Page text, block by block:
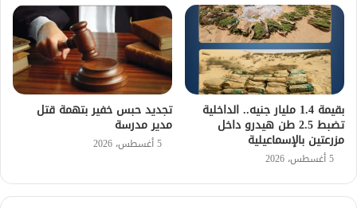
بقيمة 1.4 مليار جنيه.. الداخلية
تضبط 2.5 طن هيدرو داخل
مزرعتين بالإسماعيلية
5 أغسطس، 2026
تجديد حبس خفير بتهمة قتل
مدير مدرسة
5 أغسطس، 2026